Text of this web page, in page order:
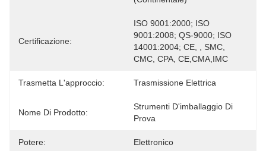
Certificazione:
ISO 9001:2000; ISO
9001:2008; QS-9000; ISO
14001:2004; CE, , SMC,
CMC, CPA, CE,CMA,IMC
Trasmetta L'approccio: Trasmissione Elettrica
Nome Di Prodotto:
Strumenti D'imballaggio Di
Prova
Potere: Elettronico